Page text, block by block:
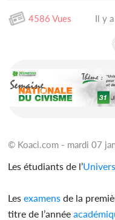
4586 Vues Il y
© Koaci.com - mardi 07
Les étudiants de l’
Lesexamens de la
titre de l’année